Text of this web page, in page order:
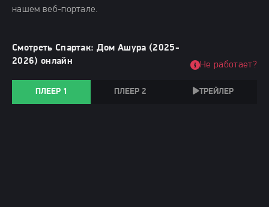
нашем веб-портале.
Смотреть Спартак: Дом Ашура (2025-
2026) онлайн
ПЛЕЕР 1 ПЛЕЕР 2 ТРЕЙЛЕР
Не работает?